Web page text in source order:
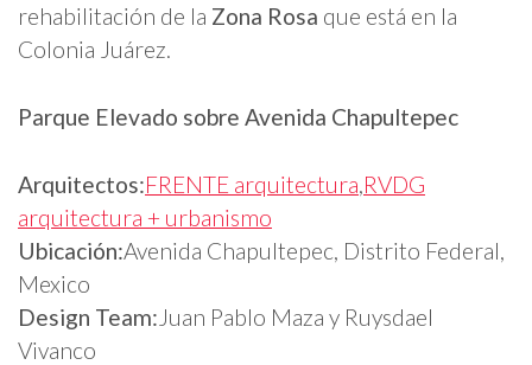
rehabilitación de la Zona Rosa que está en la
Colonia Juárez.
Parque Elevado sobre Avenida Chapultepec
Arquitectos:FRENTE arquitectura,RVDG
arquitectura + urbanismo
Ubicación:Avenida Chapultepec, Distrito Federal,
Mexico
Design Team: Juan Pablo Maza y Ruysdael
Vivanco